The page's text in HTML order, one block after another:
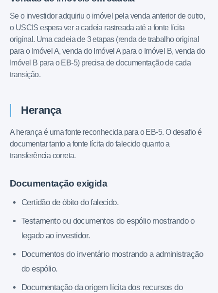
Se o investidor adquiriu o imóvel pela venda anterior de outro,
o USCIS espera ver a cadeia rastreada até a fonte lícita
original. Uma cadeia de 3 etapas (renda de trabalho original
para o Imóvel A, venda do Imóvel A para o Imóvel B, venda do
Imóvel B para o EB-5) precisa de documentação de cada
transição.
Herança
A herança é uma fonte reconhecida para o EB-5. O desafio é
documentar tanto a fonte lícita do falecido quanto a
transferência correta.
Documentação exigida
Certidão de óbito do falecido.
Testamento ou documentos do espólio mostrando o
legado ao investidor.
Documentos do inventário mostrando a administração
do espólio.
Documentação da origem lícita dos recursos do